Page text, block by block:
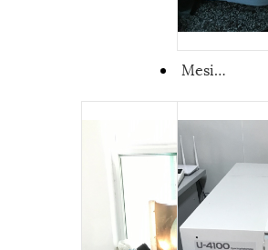
Mesin polishing saka Coupletech